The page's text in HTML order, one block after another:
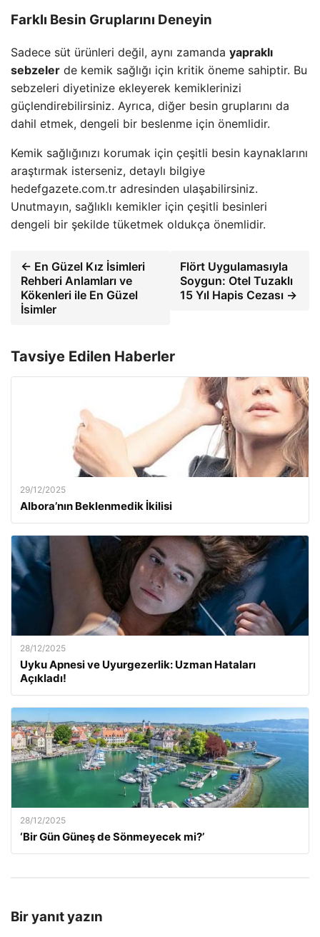
Farklı Besin Gruplarını Deneyin
Sadece süt ürünleri değil, aynı zamanda yapraklı
sebzeler de kemik sağlığı için kritik öneme sahiptir. Bu
sebzeleri diyetinize ekleyerek kemiklerinizi
güçlendirebilirsiniz. Ayrıca, diğer besin gruplarını da
dahil etmek, dengeli bir beslenme için önemlidir.
Kemik sağlığınızı korumak için çeşitli besin kaynaklarını
araştırmak isterseniz, detaylı bilgiye
hedefgazete.com.tr adresinden ulaşabilirsiniz.
Unutmayın, sağlıklı kemikler için çeşitli besinleri
dengeli bir şekilde tüketmek oldukça önemlidir.
← En Güzel Kız İsimleri
Rehberi Anlamları ve
Kökenleri ile En Güzel
İsimler
Flört Uygulamasıyla
Soygun: Otel Tuzaklı
15 Yıl Hapis Cezası →
Tavsiye Edilen Haberler
29/12/2025
Albora’nın Beklenmedik İkilisi
28/12/2025
Uyku Apnesi ve Uyurgezerlik: Uzman Hataları
Açıkladı!
28/12/2025
‘Bir Gün Güneş de Sönmeyecek mi?’
Bir yanıt yazın